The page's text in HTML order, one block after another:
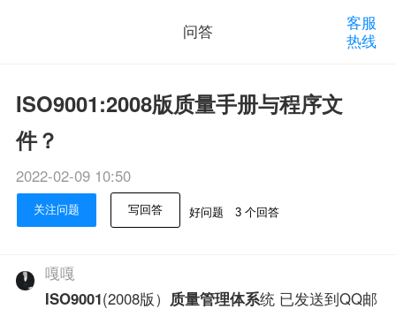
问答
客服
热线
ISO9001:2008版质量手册与程序文
件？
2022-02-09 10:50
关注问题 写回答 好问题 3 个回答
嘎嘎
ISO9001(2008版） 质量管理体系统 已发送到QQ邮